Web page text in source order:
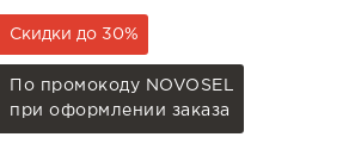
Скидки до 30%
По промокоду NOVOSEL
при оформлении заказа